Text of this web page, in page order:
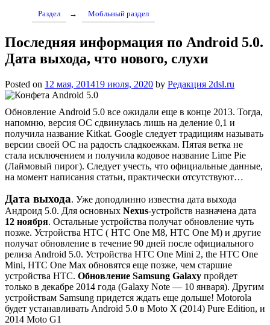
Раздел → Мобльный раздел
Последняя информация по Android 5.0.
Дата выхода, что нового, слухи
Posted on 12 мая, 201419 июля, 2020 by Редакция 2dsl.ru
Обновление Android 5.0 все ожидали еще в конце 2013. Тогда,
напомню, версия ОС сдвинулась лишь на деление 0,1 и
получила название Kitkat. Google следует традициям называть
версии своей ОС на радость сладкоежкам. Пятая ветка не
стала исключением и получила кодовое название Lime Pie
(Лаймовый пирог). Следует учесть, что официальные данные,
на момент написания статьи, практически отсутствуют…
Дата выхода. Уже доподлинно известна дата выхода
Андроид 5.0. Для основных Nexus-устройств назначена дата
12 ноября. Остальные устройства получат обновление чуть
позже. Устройства HTC ( HTC One M8, HTC One M) и другие
получат обновление в течение 90 дней после официального
релиза Android 5.0. Устройства HTC One Mini 2, the HTC One
Mini, HTC One Max обновятся еще позже, чем старшие
устройства HTC. Обновление Samsung Galaxy пройдет
только в декабре 2014 года (Galaxy Note — 10 января). Другим
устройствам Samsung придется ждать еще дольше! Motorola
будет устанавливать Android 5.0 в Moto X (2014) Pure Edition, и
2014 Moto G1